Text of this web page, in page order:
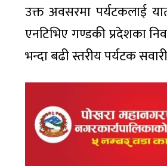
उक्त अवसरमा पर्यटकलाई
एनटिभिए गण्डकी प्रदेशका
भन्दा बढी स्तरीय पर्यटक